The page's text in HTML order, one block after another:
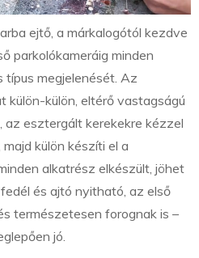
ejtő, a márkalogótól kezdve
parkolókameráig minden
megjelenését. Az
külön-külön, eltérő vastagságú
az esztergált kerekekre kézzel
külön készíti el a
alkatrész elkészült, jöhet
és ajtó nyitható, az első
természetesen forognak is –
jó.